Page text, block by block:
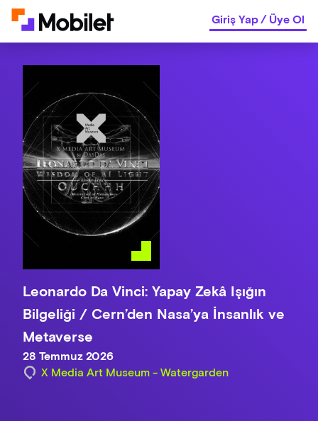
Giriş Yap/Üye Ol
Leonardo Da Vinci: Yapay Zekâ Işığın
Bilgeliği / Cern’den Nasa’ya İnsanlık ve
Metaverse
28 Temmuz 2026
X Media Art Museum - Watergarden